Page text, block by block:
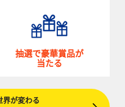
抽選で豪華賞品が
当たる
界が変わる